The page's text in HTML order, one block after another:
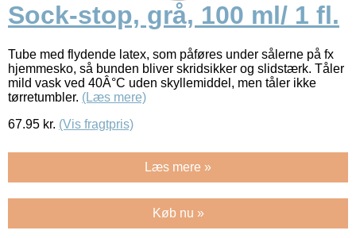
Sock-stop, grå, 100 ml/ 1 fl.
Tube med flydende latex, som påføres under sålerne på fx
hjemmesko, så bunden bliver skridsikker og slidstærk. Tåler
mild vask ved 40Â°C uden skyllemiddel, men tåler ikke
tørretumbler. (Læs mere)
67.95 kr. (Vis fragtpris)
Læs mere »
Køb nu »